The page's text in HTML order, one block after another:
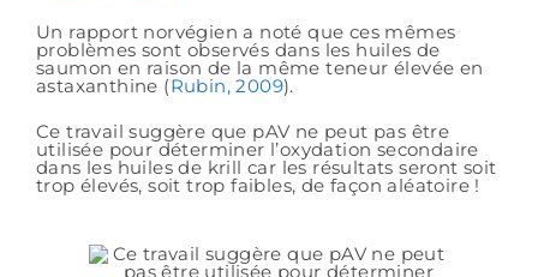
Un rapport norvégien a noté que ces mêmes
problèmes sont observés dans les huiles de
saumon en raison de la même teneur élevée en
astaxanthine (Rubin, 2009).
Ce travail suggère que pAV ne peut pas être
utilisée pour déterminer l’oxydation secondaire
dans les huiles de krill car les résultats seront soit
trop élevés, soit trop faibles, de façon aléatoire !